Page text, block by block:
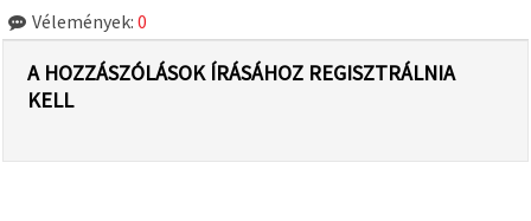
Vélemények: 0
A HOZZÁSZÓLÁSOK ÍRÁSÁHOZ REGISZTRÁLNIA
KELL